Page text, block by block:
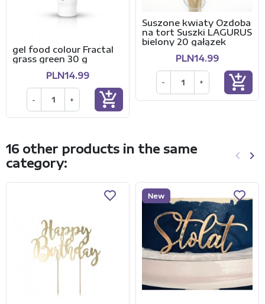
gel food colour Fractal
grass green 30 g
PLN14.99
- + add_shopping_cart
Suszone kwiaty Ozdoba
na tort Suszki LAGURUS
bielony 20 gałązek
PLN14.99
- + add_shopping_cart
16 other products in the same
category:
keyboard_arrow_left keyboard_arrow_right
New